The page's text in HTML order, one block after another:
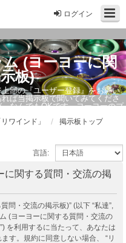
ログイン
(ヨーヨーに関
板)
部の『ユーザー登録』をお願い
ば当掲示板で聞いてみてくださ
なんでもOKです。ヨーヨーのプ
ワインド」 掲示板トップ
言語:
に関する質問・交流の掲
問・交流の掲示板)” (以下 “私達”,
(ヨーヨーに関する質問・交流の
を利用するに当たって、あなたは
す。規約に同意しない場合、 “リ